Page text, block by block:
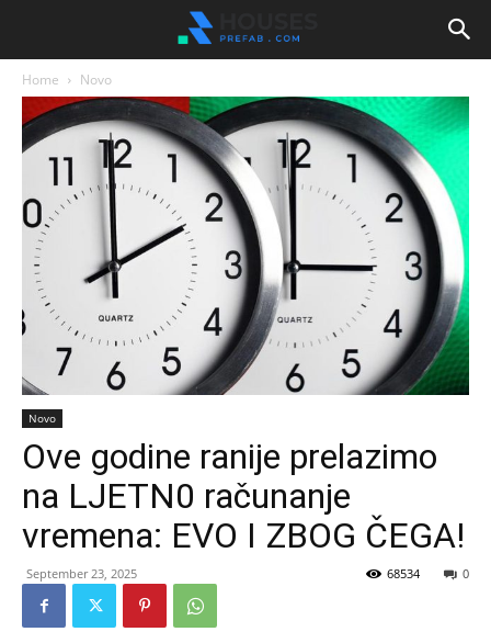
Home Novo
Novo
Ove godine ranije prelazimo
na LJETN0 računanje
vremena: EVO I ZBOG ČEGA!
September 23, 2025 0
68534